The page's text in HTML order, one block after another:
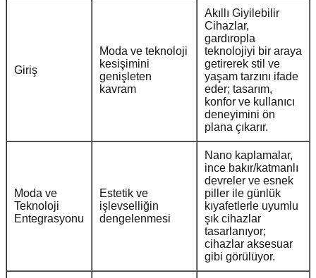
Giriş
Moda ve teknoloji
kesişimini
genişleten
kavram
Akıllı Giyilebilir
Cihazlar,
gardıropla
teknolojiyi bir araya
getirerek stil ve
yaşam tarzını ifade
eder; tasarım,
konfor ve kullanıcı
deneyimini ön
plana çıkarır.
Moda ve
Teknoloji
Entegrasyonu
Estetik ve
işlevselliğin
dengelenmesi
Nano kaplamalar,
ince bakır/katmanlı
devreler ve esnek
piller ile günlük
kıyafetlerle uyumlu
şık cihazlar
tasarlanıyor;
cihazlar aksesuar
gibi görülüyor.